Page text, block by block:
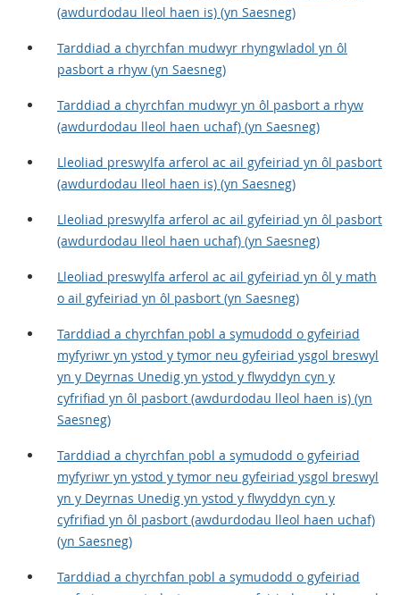
(awdurdodau lleol haen is) (yn Saesneg)
Tarddiad a chyrchfan mudwyr rhyngwladol yn ôl
pasbort a rhyw (yn Saesneg)
Tarddiad a chyrchfan mudwyr yn ôl pasbort a rhyw
(awdurdodau lleol haen uchaf) (yn Saesneg)
Lleoliad preswylfa arferol ac ail gyfeiriad yn ôl pasbort
(awdurdodau lleol haen is) (yn Saesneg)
Lleoliad preswylfa arferol ac ail gyfeiriad yn ôl pasbort
(awdurdodau lleol haen uchaf) (yn Saesneg)
Lleoliad preswylfa arferol ac ail gyfeiriad yn ôl y math
o ail gyfeiriad yn ôl pasbort (yn Saesneg)
Tarddiad a chyrchfan pobl a symudodd o gyfeiriad
myfyriwr yn ystod y tymor neu gyfeiriad ysgol breswyl
yn y Deyrnas Unedig yn ystod y flwyddyn cyn y
cyfrifiad yn ôl pasbort (awdurdodau lleol haen is) (yn
Saesneg)
Tarddiad a chyrchfan pobl a symudodd o gyfeiriad
myfyriwr yn ystod y tymor neu gyfeiriad ysgol breswyl
yn y Deyrnas Unedig yn ystod y flwyddyn cyn y
cyfrifiad yn ôl pasbort (awdurdodau lleol haen uchaf)
(yn Saesneg)
Tarddiad a chyrchfan pobl a symudodd o gyfeiriad